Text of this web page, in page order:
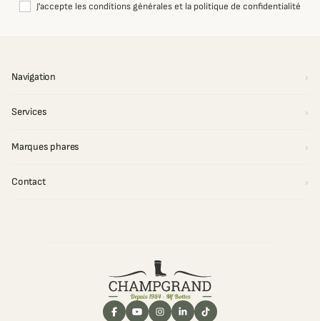
J'accepte les conditions générales et la politique de confidentialité
Navigation
Services
Marques phares
Contact